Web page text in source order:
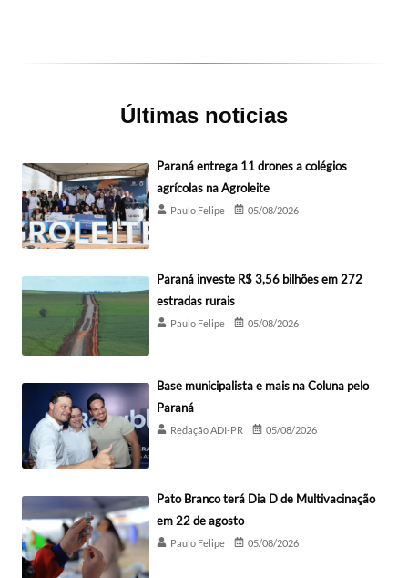
Últimas noticias
Paraná entrega 11 drones a colégios
agrícolas na Agroleite
Paulo Felipe 05/08/2026
Paraná investe R$ 3,56 bilhões em 272
estradas rurais
Paulo Felipe 05/08/2026
Base municipalista e mais na Coluna pelo
Paraná
Redação ADI-PR 05/08/2026
Pato Branco terá Dia D de Multivacinação
em 22 de agosto
Paulo Felipe 05/08/2026